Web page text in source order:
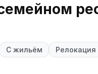
С жильём Релокация